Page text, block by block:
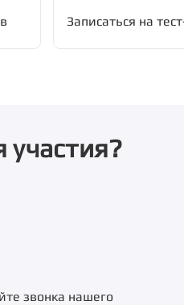
Записаться на
участия?
звонка нашего